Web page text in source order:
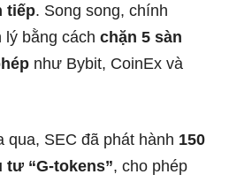
tiếp. Song song, chính
lý bằng cách chặn 5 sàn
như Bybit, CoinEx và
qua, SEC đã phát hành 150
tư “G-tokens”, cho phép